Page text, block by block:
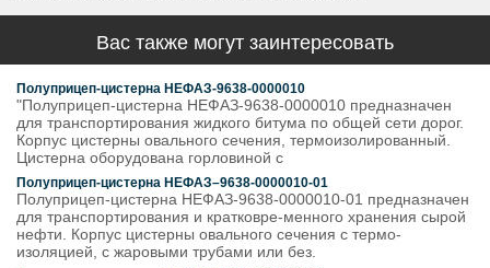
Вас также могут заинтересовать
Полуприцеп-цистерна НЕФАЗ-9638-0000010
"Полуприцеп-цистерна НЕФАЗ-9638-0000010 предназначен
для транспортирования жидкого битума по общей сети дорог.
Корпус цистерны овального сечения, термоизолированный.
Цистерна оборудована горловиной с
Полуприцеп-цистерна НЕФАЗ–9638-0000010-01
Полуприцеп-цистерна НЕФАЗ-9638-0000010-01 предназначен
для транспортирования и кратковре-менного хранения сырой
нефти. Корпус цистерны овального сечения с термо-
изоляцией, с жаровыми трубами или без.